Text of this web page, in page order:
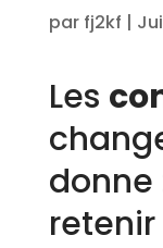
par fj2kf |
Les
donne